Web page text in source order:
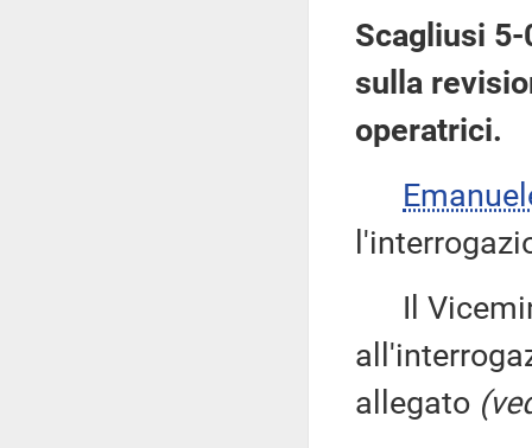
Scagliusi
sulla
operatrici.
Il
allegato